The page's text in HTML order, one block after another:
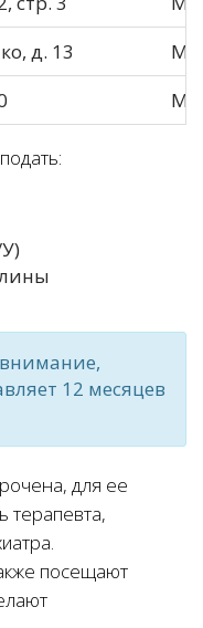
д. 13
МО
МО
12 месяцев
для ее
терапевта,
посещают